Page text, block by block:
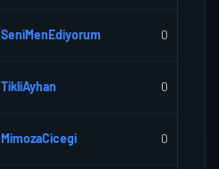
SeniMenEdiyorum 0
TikliAyhan 0
MimozaCicegi 0